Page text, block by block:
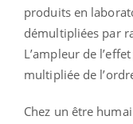
produits en
démultipliées par
L’ampleur de
multipliée de
Chez un être